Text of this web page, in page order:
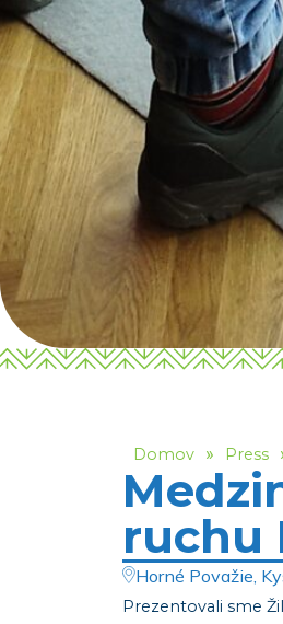
Domov » Press
ruchu
Horné Považie,
Prezentovali sme